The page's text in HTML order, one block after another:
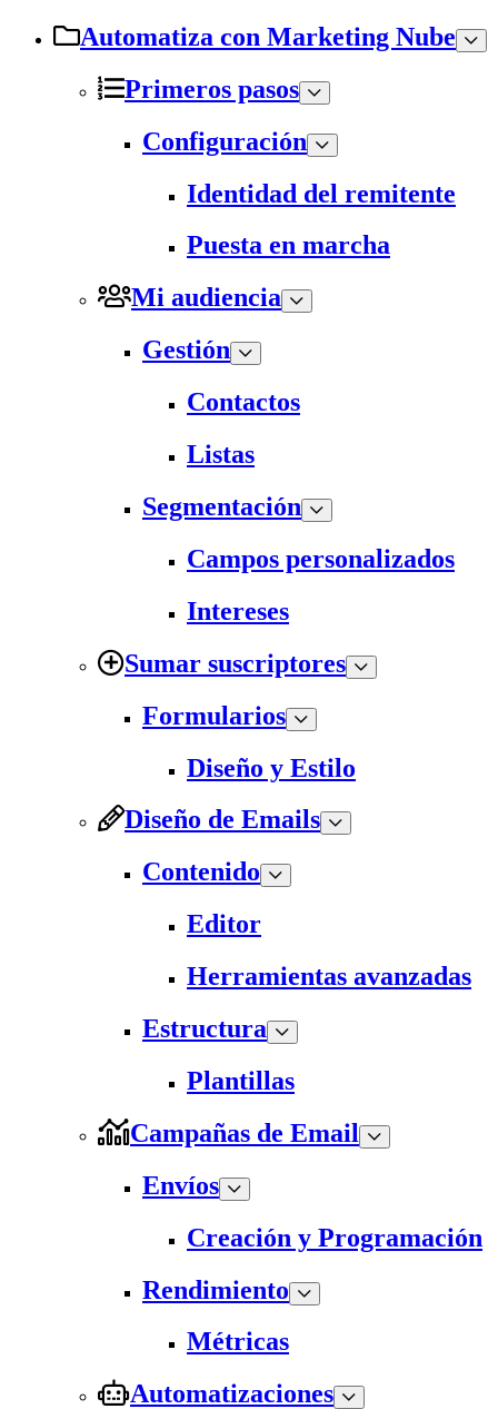
Automatiza con Marketing Nube
Primeros pasos
Configuración
Identidad del remitente
Puesta en marcha
Mi audiencia
Gestión
Contactos
Listas
Segmentación
Campos personalizados
Intereses
Sumar suscriptores
Formularios
Diseño y Estilo
Diseño de Emails
Contenido
Editor
Herramientas avanzadas
Estructura
Plantillas
Campañas de Email
Envíos
Creación y Programación
Rendimiento
Métricas
Automatizaciones